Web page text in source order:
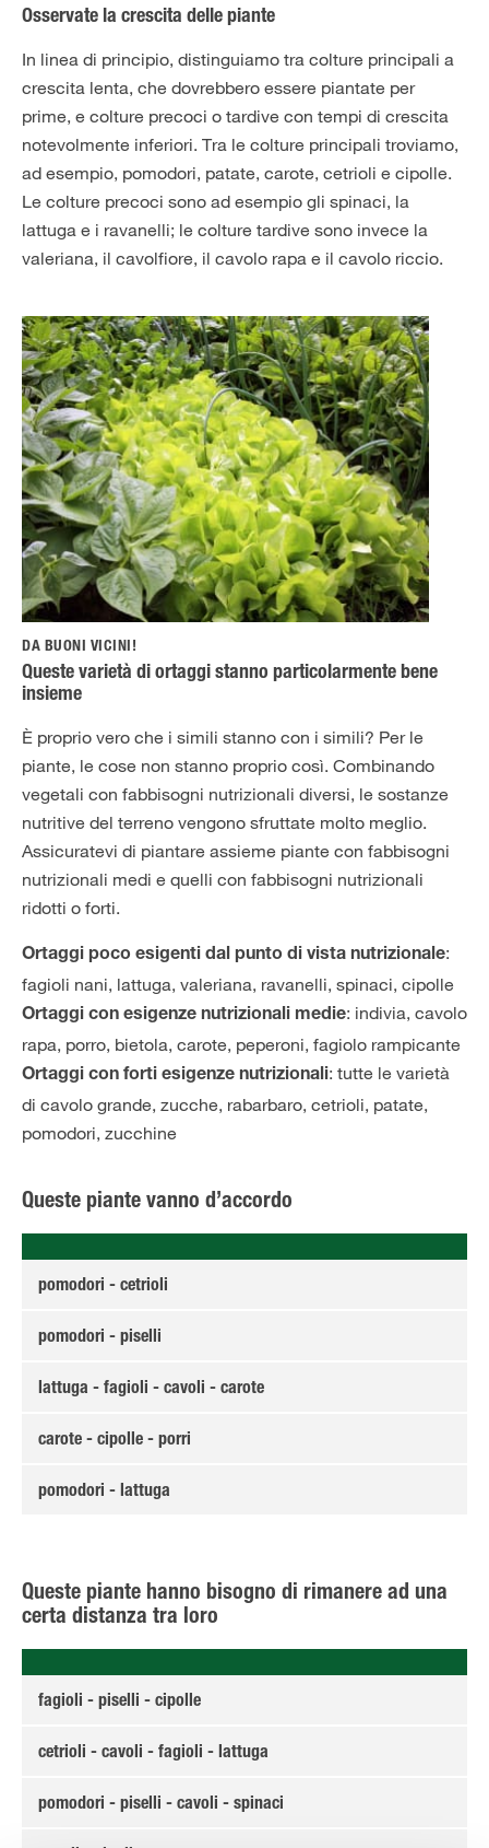
Osservate la crescita delle piante
In linea di principio, distinguiamo tra colture principali a
crescita lenta, che dovrebbero essere piantate per
prime, e colture precoci o tardive con tempi di crescita
notevolmente inferiori. Tra le colture principali troviamo,
ad esempio, pomodori, patate, carote, cetrioli e cipolle.
Le colture precoci sono ad esempio gli spinaci, la
lattuga e i ravanelli; le colture tardive sono invece la
valeriana, il cavolfiore, il cavolo rapa e il cavolo riccio.
DA BUONI VICINI!
Queste varietà di ortaggi stanno particolarmente bene
insieme
È proprio vero che i simili stanno con i simili? Per le
piante, le cose non stanno proprio così. Combinando
vegetali con fabbisogni nutrizionali diversi, le sostanze
nutritive del terreno vengono sfruttate molto meglio.
Assicuratevi di piantare assieme piante con fabbisogni
nutrizionali medi e quelli con fabbisogni nutrizionali
ridotti o forti.
Ortaggi poco esigenti dal punto di vista nutrizionale:
fagioli nani, lattuga, valeriana, ravanelli, spinaci, cipolle
Ortaggi con esigenze nutrizionali medie: indivia, cavolo
rapa, porro, bietola, carote, peperoni, fagiolo rampicante
Ortaggi con forti esigenze nutrizionali: tutte le varietà
di cavolo grande, zucche, rabarbaro, cetrioli, patate,
pomodori, zucchine
Queste piante vanno d’accordo
pomodori - cetrioli
pomodori - piselli
lattuga - fagioli - cavoli - carote
carote - cipolle - porri
pomodori - lattuga
Queste piante hanno bisogno di rimanere ad una
certa distanza tra loro
fagioli - piselli - cipolle
cetrioli - cavoli - fagioli - lattuga
pomodori - piselli - cavoli - spinaci